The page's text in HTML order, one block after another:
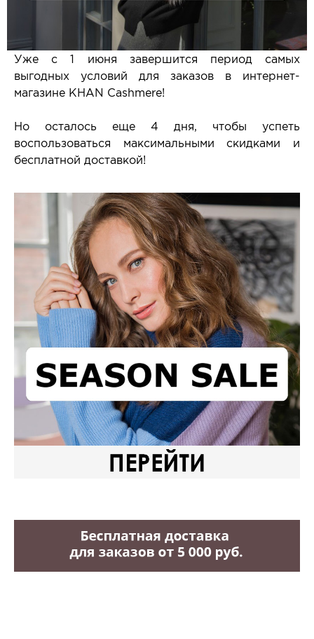
Уже с 1 июня завершится период самых
выгодных условий для заказов в интернет-
магазине KHAN Cashmere!
Но осталось еще 4 дня, чтобы успеть
воспользоваться максимальными скидками и
бесплатной доставкой!